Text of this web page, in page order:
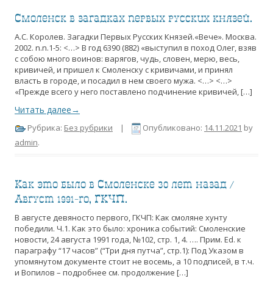
Смоленск в загадках первых русских князей.
А.С. Королев. Загадки Первых Русских Князей.«Вече». Москва.
2002. n.n.1-5: <…> В год 6390 (882) «выступил в поход Олег, взяв
с собою много воинов: варягов, чудь, словен, мерю, весь,
кривичей, и пришел к Смоленску с кривичами, и принял
власть в городе, и посадил в нем своего мужа. <…> <…>
«Прежде всего у него поставлено подчинение кривичей, […]
Читать далее→
Рубрика: Без рубрики | Опубликовано: 14.11.2021 by
admin.
Как это было в Смоленске 30 лет назад /
Август 1991-го, ГКЧП.
В августе девяносто первого, ГКЧП: Как смоляне хунту
победили. Ч.1. Как это было: хроника событий: Смоленские
новости, 24 августа 1991 года, №102, стр. 1, 4. …. Прим. Ed. к
параграфу “17 часов” (“Три дня путча”, стр.1): Под Указом в
упомянутом документе стоит не восемь, а 10 подписей, в т.ч.
и Вопилов – подробнее см. продолжение […]